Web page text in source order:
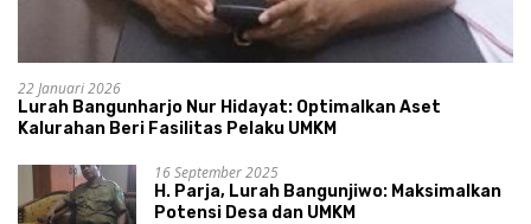
22 Januari 2026
Lurah Bangunharjo Nur Hidayat: Optimalkan Aset
Kalurahan Beri Fasilitas Pelaku UMKM
16 September 2025
H. Parja, Lurah Bangunjiwo: Maksimalkan
Potensi Desa dan UMKM